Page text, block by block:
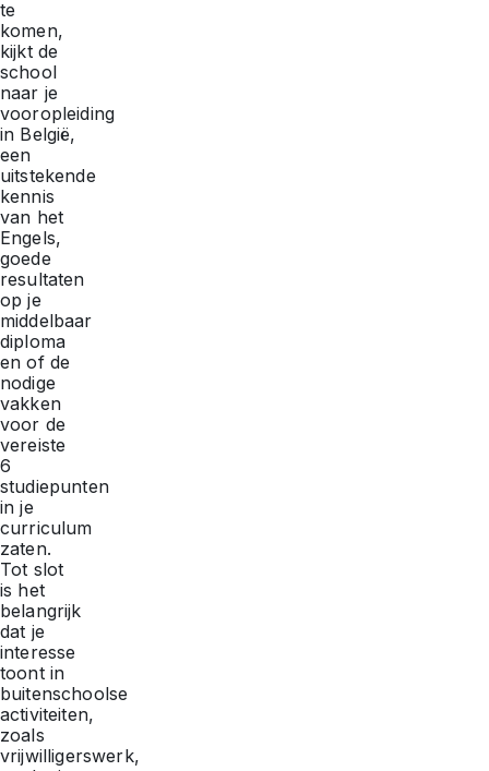
te
komen,
kijkt de
school
naar je
vooropleiding
in België,
een
uitstekende
kennis
van het
Engels,
goede
resultaten
op je
middelbaar
diploma
en of de
nodige
vakken
voor de
vereiste
6
studiepunten
in je
curriculum
zaten.
Tot slot
is het
belangrijk
dat je
interesse
toont in
buitenschoolse
activiteiten,
zoals
vrijwilligerswerk,